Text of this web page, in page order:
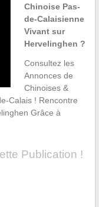
Chinoise Pas-
de-Calaisienne
Vivant sur
Hervelinghen ?
Consultez les
Annonces de
Chinoises &
Calais ! Rencontre
Grâce à
Publication !